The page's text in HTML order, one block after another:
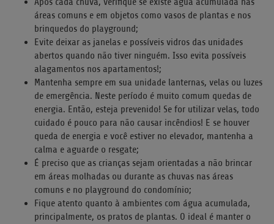
áreas comuns e em objetos como vasos de plantas e nos
brinquedos do playground;
Evite deixar as janelas e possíveis vidros das unidades
abertos quando não tiver ninguém. Isso evita possíveis
alagamentos nos apartamentos!;
Mantenha sempre em sua unidade lanternas, velas ou luzes
de emergência. Neste período é muito comum quedas de
energia. Então, esteja prevenido! Se for utilizar velas, todo
cuidado é pouco para não causar incêndios! E se houver
queda de energia e você estiver no elevador, mantenha a
calma e aguarde o resgate;
É preciso que as crianças sejam orientadas a não brincar
em áreas molhadas ou durante as chuvas nas áreas
comuns e no playground do condomínio;
Fique atento quanto à ambientes com água acumulada,
principalmente, os pratos de plantas. O ideal é manter o